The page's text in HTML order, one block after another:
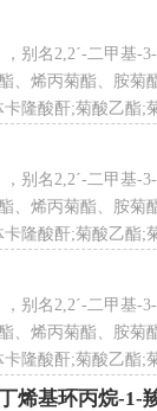
苯等有
乙酯;菊酸乙酯;菊
别名2,2ˊ-二甲基
、烯丙菊酯、胺菊
隆酸酐;菊酸乙酯;
乙酯;菊酸乙酯;菊
别名2,2ˊ-二甲基
、烯丙菊酯、胺菊
隆酸酐;菊酸乙酯;
乙酯;菊酸乙酯;菊
别名2,2ˊ-二甲基
、烯丙菊酯、胺菊
隆酸酐;菊酸乙酯;
乙酯;菊酸乙酯;菊
烯基环丙烷-1-